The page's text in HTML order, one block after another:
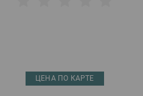
ЦЕНА ПО КАРТЕ